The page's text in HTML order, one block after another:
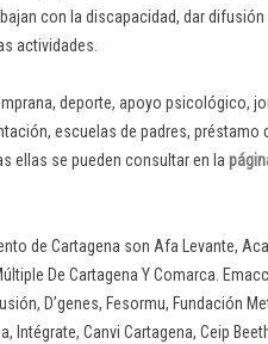
con la discapacidad, dar difusión
actividades.
deporte, apoyo psicológico,
escuelas de padres, préstamo
ellas se pueden consultar en la
de Cartagena son Afa Levante,
De Cartagena Y Comarca.
D’genes, Fesormu, Fundación
Intégrate, Canvi Cartagena, Ceip